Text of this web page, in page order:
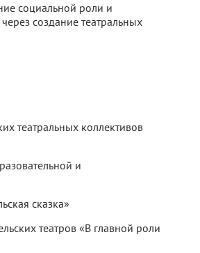
социальной роли и
создание театральных
театральных коллективов
и
сказка»
театров «В главной роли